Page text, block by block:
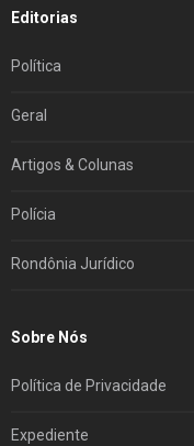
Editorias
Política
Geral
Artigos & Colunas
Polícia
Rondônia Jurídico
Sobre Nós
Política de Privacidade
Expediente